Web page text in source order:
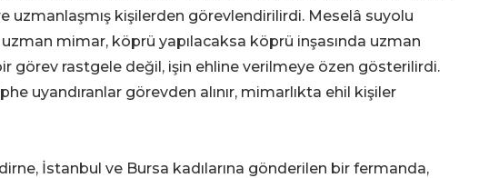
uzmanlaşmış kişilerden görevlendirilirdi. Meselâ suyolu
mimar, köprü yapılacaksa köprü inşasında uzman
görev rastgele değil, işin ehline verilmeye özen gösterilirdi.
uyandıranlar görevden alınır, mimarlıkta ehil kişiler
İstanbul ve Bursa kadılarına gönderilen bir fermanda,